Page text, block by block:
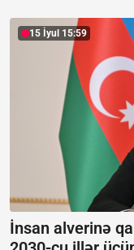
15 İyul 15:59
İnsan alverinə